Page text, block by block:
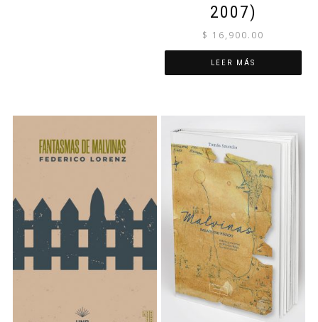
2007)
$ 16,900.00
LEER MÁS